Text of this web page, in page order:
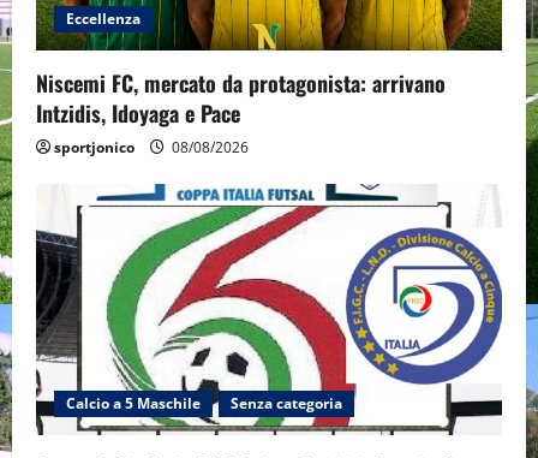
Eccellenza
Niscemi FC, mercato da protagonista: arrivano
Intzidis, Idoyaga e Pace
sportjonico 08/08/2026
Calcio a 5 Maschile Senza categoria